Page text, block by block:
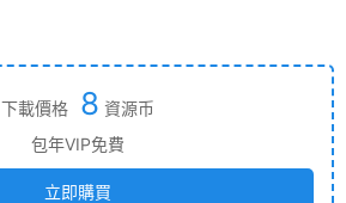
下載價格 8 資源币
包年VIP免費
立即購買